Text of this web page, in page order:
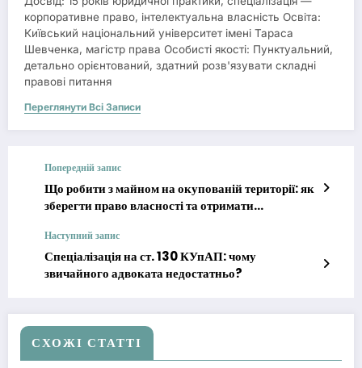
корпоративне право, інтелектуальна власність Освіта:
Київський національний університет імені Тараса
Шевченка, магістр права Особисті якості: Пунктуальний,
детально орієнтований, здатний розв'язувати складні
правові питання
Переглянути Всі Записи
Попередній запис
Що робити з майном на окупованій території: як
зберегти право власності та отримати
Наступний запис
Спеціалізація на ст. 130 КУпАП: чому
звичайного адвоката недостатньо?
СХОЖІ СТАТТІ